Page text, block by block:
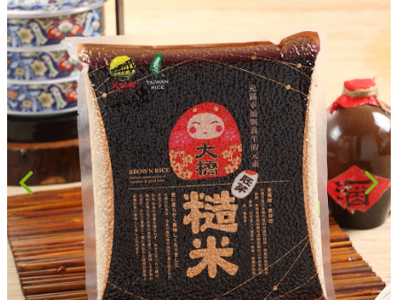
柚子專區
禮盒專區
新鮮蔬菜
米、雜糧
麵食、米粉
油、醬油
調味、醬料
加工食品
果乾、點心
果醬、蜂蜜
台灣茶
咖啡
花果茶飲
全部商家
農企業
小農
農會
蔬果知識+
蔬果文化
美味食譜
常見問題
關於我們
關於我們
加入我們
訂單查詢
登入